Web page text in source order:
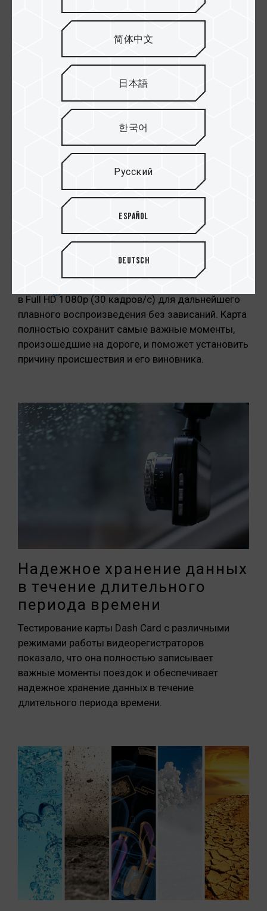
образом подходит для хранения материалов с
видеорегистраторов.
Отлично подходит для
записи видео в FULL HD
Карта Dash Card соответствует стандарту
в Full HD1080p (30 кадров/с) для дальнейшего
плавного воспроизведения без зависаний. Карта
полностью сохранит самые важные моменты,
произошедшие на дороге, и поможет установить
причину происшествия и его виновника.
Надежное хранение данных
в течение длительного
периода времени
Тестирование карты Dash Card с различными
режимами работы видеорегистраторов
показало, что она полностью записывает
важные моменты поездок и обеспечивает
надежное хранение данных в течение
длительного периода времени.
简体中文
日本語
한국어
Русский
Español
Deutsch